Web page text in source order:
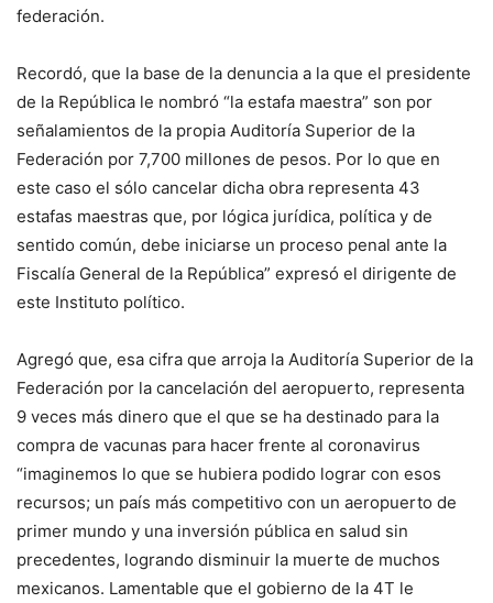
federación.
Recordó, que la base de la denuncia a la que el presidente
de la República le nombró “la estafa maestra” son por
señalamientos de la propia Auditoría Superior de la
Federación por 7,700 millones de pesos. Por lo que en
este caso el sólo cancelar dicha obra representa 43
estafas maestras que, por lógica jurídica, política y de
sentido común, debe iniciarse un proceso penal ante la
Fiscalía General de la República” expresó el dirigente de
este Instituto político.
Agregó que, esa cifra que arroja la Auditoría Superior de la
Federación por la cancelación del aeropuerto, representa
9 veces más dinero que el que se ha destinado para la
compra de vacunas para hacer frente al coronavirus
“imaginemos lo que se hubiera podido lograr con esos
recursos; un país más competitivo con un aeropuerto de
primer mundo y una inversión pública en salud sin
precedentes, logrando disminuir la muerte de muchos
mexicanos. Lamentable que el gobierno de la 4T le